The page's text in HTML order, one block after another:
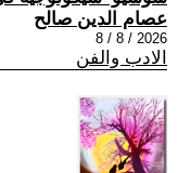
عصام الدين صالح
2026 / 8 / 8
الادب والفن